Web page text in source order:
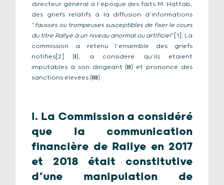
directeur général à l’époque des faits M. Hattab,
des griefs relatifs à la diffusion d’informations
“ fausses ou trompeuses susceptibles de fixer le cours
du titre Rallye à un niveau anormal ou artificiel”[1]. La
commission a retenu l’ensemble des griefs
notifiés[2] (I), a considéré qu’ils étaient
imputables à son dirigeant (II) et prononcé des
sanctions élevées (III).
I. La Commission a considéré
que la communication
financière de Rallye en 2017
et 2018 était constitutive
d’une manipulation de